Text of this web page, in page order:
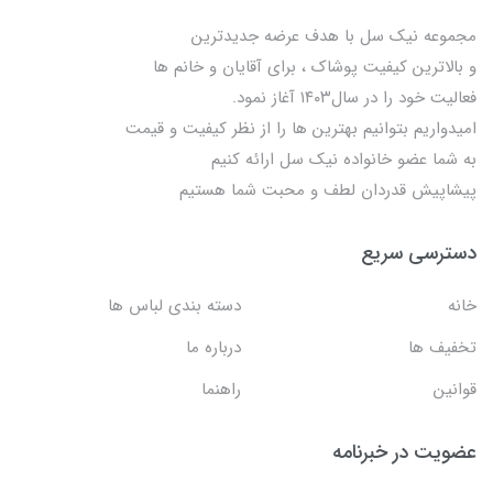
مجموعه نیک سل با هدف عرضه جدیدترین
و بالاترین کیفیت پوشاک ، برای آقایان و خانم ها
فعالیت خود را در سال۱۴۰۳ آغاز نمود.
امیدواریم بتوانیم بهترین ها را از نظر کیفیت و قیمت
به شما عضو خانواده نیک سل ارائه کنیم
پیشاپیش قدردان لطف و محبت شما هستیم
دسترسی سریع
خانه
دسته بندی لباس ها
تخفیف ها
درباره ما
قوانین
راهنما
عضویت در خبرنامه